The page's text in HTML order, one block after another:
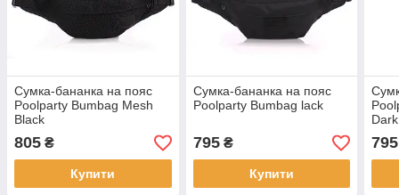
Сумка-бананка на пояс
Poolparty Bumbag Mesh
Black
805 ₴
Купити
Сумка-бананка на пояс
Poolparty Bumbag lack
795₴
Купити
795